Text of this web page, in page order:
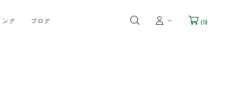
ング ブログ (0)